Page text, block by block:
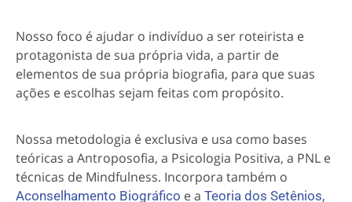
Nosso foco é ajudar o indivíduo a ser roteirista e
protagonista de sua própria vida, a partir de
elementos de sua própria biografia, para que suas
ações e escolhas sejam feitas com propósito.
Nossa metodologia é exclusiva e usa como bases
teóricas a Antroposofia, a Psicologia Positiva, a PNL e
técnicas de Mindfulness. Incorpora também o
Aconselhamento Biográfico e a Teoria dos Setênios,